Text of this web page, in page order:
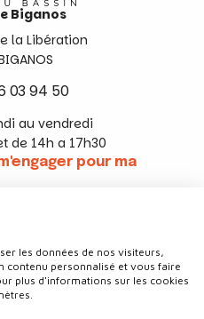
Biganos
la Libération
03 94 50
au vendredi
de 14h a 17h30
pour ma
nous
les données de nos visiteurs,
contenu personnalisé et vous faire
plus d'informations sur les cookies